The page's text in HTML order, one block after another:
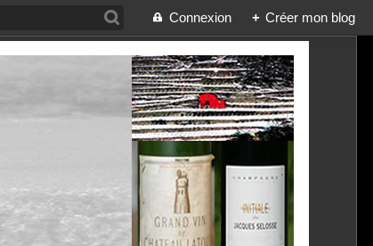
Connexion + Créer mon blog